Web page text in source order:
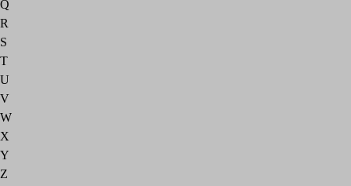
Q
R
S
T
U
V
W
X
Y
Z